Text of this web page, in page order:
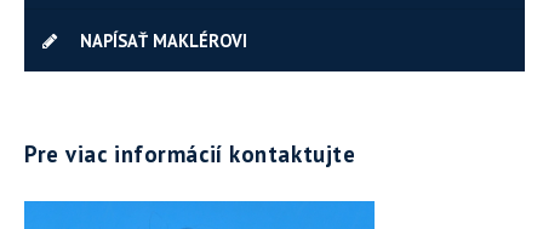
NAPÍSAŤ MAKLÉROVI
Pre viac informácií kontaktujte